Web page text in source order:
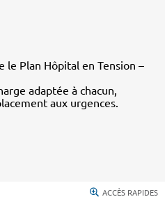
le Plan Hôpital en Tension –
adaptée à chacun,
aux urgences.
ACCÈS RAPIDES